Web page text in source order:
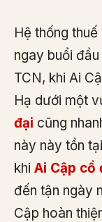
Hệ thống
ngay buổi
TCN, khi Ai
Hạ dưới một
đại cũng
này này tồn
khi Ai Cập cổ
đến tận ngày
Cập hoàn